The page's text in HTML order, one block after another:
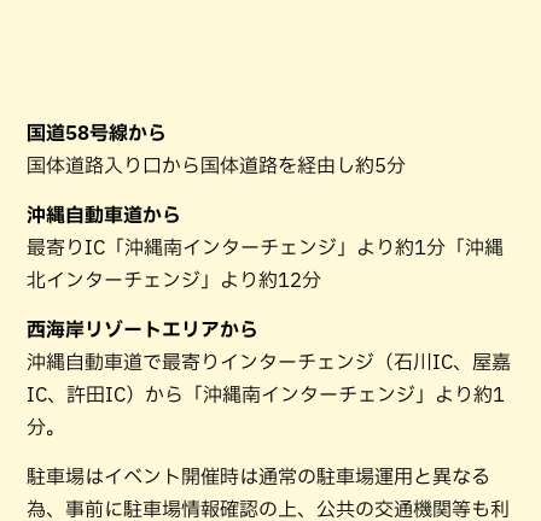
国道58号線から
国体道路入り口から国体道路を経由し約5分
沖縄自動車道から
最寄りIC「沖縄南インターチェンジ」より約1分「沖縄
北インターチェンジ」より約12分
西海岸リゾートエリアから
沖縄自動車道で最寄りインターチェンジ（石川IC、屋嘉
IC、許田IC）から「沖縄南インターチェンジ」より約1
分。
駐車場はイベント開催時は通常の駐車場運用と異なる
為、事前に駐車場情報確認の上、公共の交通機関等も利